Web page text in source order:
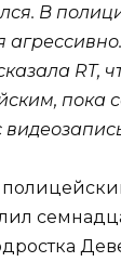
В
RT,
пока